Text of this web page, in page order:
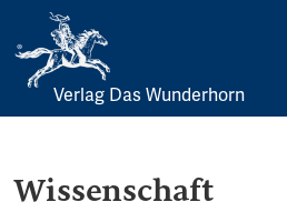
Skip
Verlag Das Wunderhorn
Wissenschaft